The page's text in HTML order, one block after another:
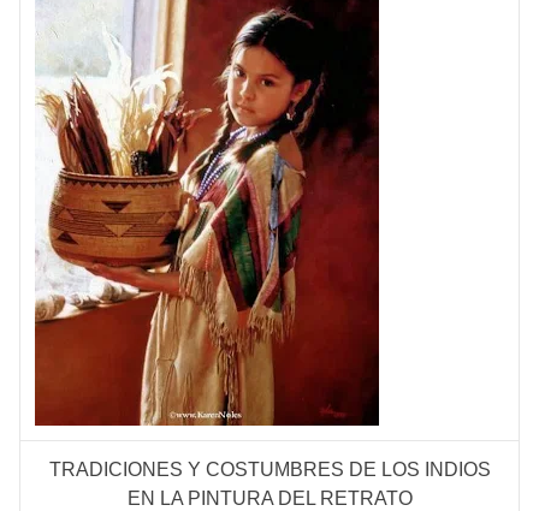
TRADICIONES Y COSTUMBRES DE LOS INDIOS
EN LA PINTURA DEL RETRATO